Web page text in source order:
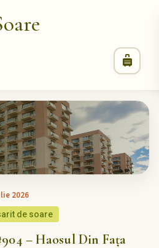
2026
de soare
– Haosul Din Fața